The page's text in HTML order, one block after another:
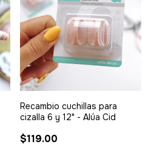
Recambio cuchillas para
cizalla 6 y 12" - Alúa Cid
$119.00